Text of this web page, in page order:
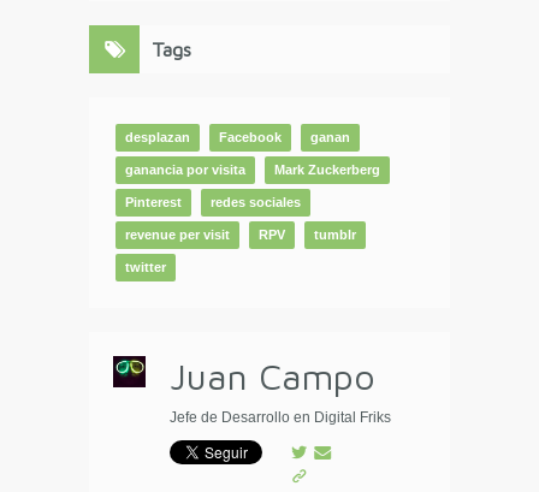
Tags
desplazan Facebook ganan
ganancia por visita Mark Zuckerberg
Pinterest redes sociales
revenue per visit RPV tumblr
twitter
Juan Campo
Jefe de Desarrollo en Digital Friks